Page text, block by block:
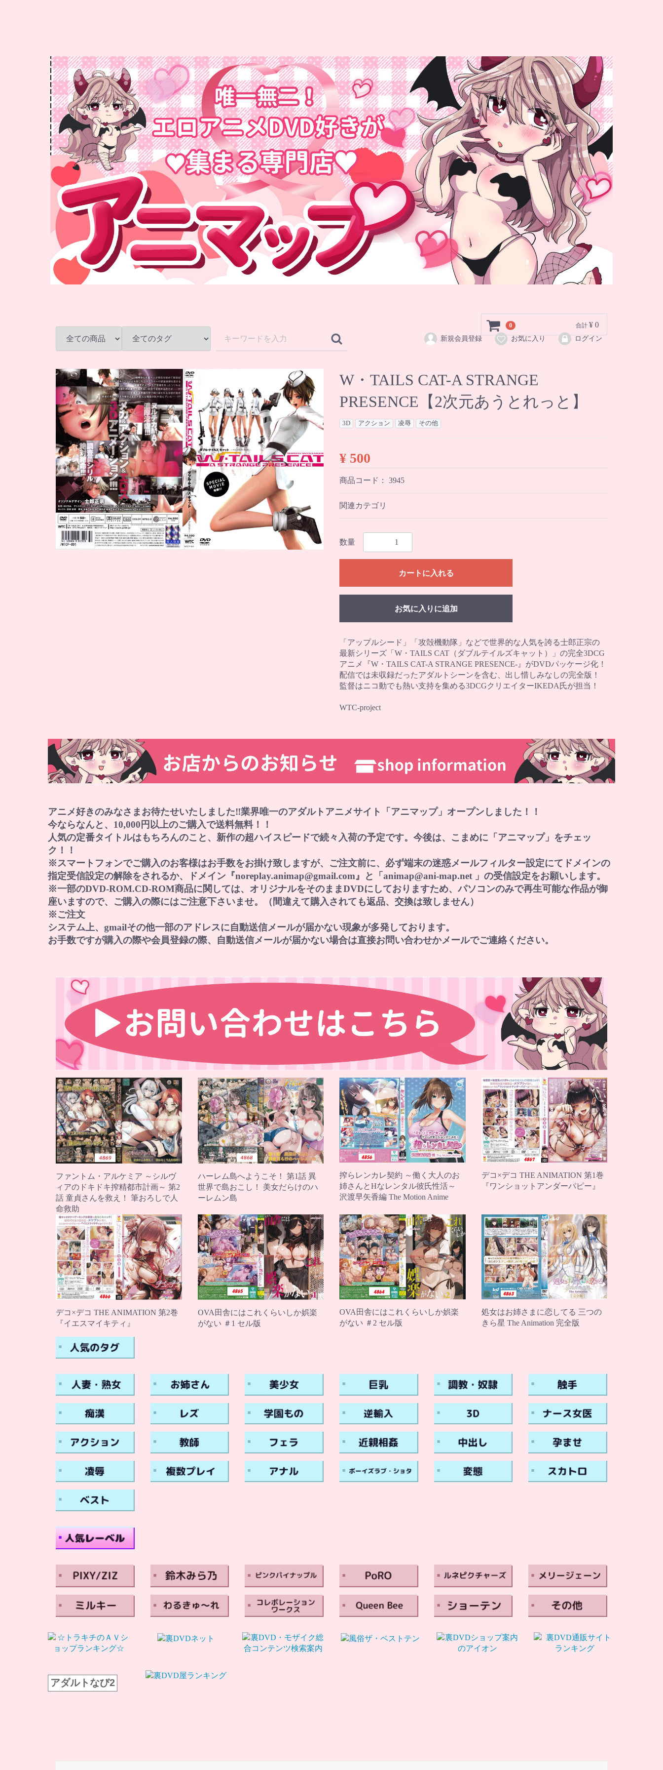
0 合計 ¥ 0
新規会員登録 お気に入り ログイン
W・TAILS CAT-A STRANGE
PRESENCE【2次元あうとれっと】
3D アクション 凌辱 その他
¥ 500
商品コード： 3945
関連カテゴリ
数量
カートに入れる
お気に入りに追加
「アップルシード」「攻殻機動隊」などで世界的な人気を誇る士郎正宗の
最新シリーズ「W・TAILS CAT（ダブルテイルズキャット）」の完全3DCG
アニメ『W・TAILS CAT-A STRANGE PRESENCE-』がDVDパッケージ化！
配信では未収録だったアダルトシーンを含む、出し惜しみなしの完全版！
監督はニコ動でも熱い支持を集める3DCGクリエイターIKEDA氏が担当！
WTC-project
アニメ好きのみなさまお待たせいたしました‼業界唯一のアダルトアニメサイト「アニマップ」オープンしました！！
今ならなんと、10,000円以上のご購入で送料無料！！
人気の定番タイトルはもちろんのこと、新作の超ハイスピードで続々入荷の予定です。今後は、こまめに「アニマップ」をチェッ
ク！！
※スマートフォンでご購入のお客様はお手数をお掛け致しますが、ご注文前に、必ず端末の迷惑メールフィルター設定にてドメインの
指定受信設定の解除をされるか、ドメイン『noreplay.animap@gmail.com』と「animap@ani-map.net 」の受信設定をお願いします。
※一部のDVD-ROM.CD-ROM商品に関しては、オリジナルをそのままDVDにしておりますため、パソコンのみで再生可能な作品が御
座いますので、ご購入の際にはご注意下さいませ。（間違えて購入されても返品、交換は致しません）
※ご注文
システム上、gmailその他一部のアドレスに自動送信メールが届かない現象が多発しております。
お手数ですが購入の際や会員登録の際、自動送信メールが届かない場合は直接お問い合わせかメールでご連絡ください。
ファントム・アルケミア ～シルヴ
ィアのドキドキ搾精都市計画～ 第2
話 童貞さんを救え！ 筆おろしで人
命救助
ハーレム島へようこそ！ 第1話 異
世界で島おこし！ 美女だらけのハ
ーレムン島
搾らレンカレ契約 ～働く大人のお
姉さんとHなレンタル彼氏性活～
沢渡早矢香編 The Motion Anime
デコ×デコ THE ANIMATION 第1巻
『ワンショットアンダーパピー』
デコ×デコ THE ANIMATION 第2巻
『イエスマイキティ』
OVA田舎にはこれくらいしか娯楽
がない ＃1 セル版
OVA田舎にはこれくらいしか娯楽
がない ＃2 セル版
処女はお姉さまに恋してる 三つの
きら星 The Animation 完全版
アダルトなび2